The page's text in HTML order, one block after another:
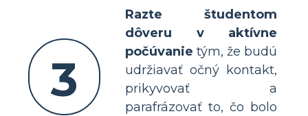
3
Razte študentom
dôveru v aktívne
počúvanie tým, že budú
udržiavať očný kontakt,
prikyvovať a
parafrázovať to, čo bolo